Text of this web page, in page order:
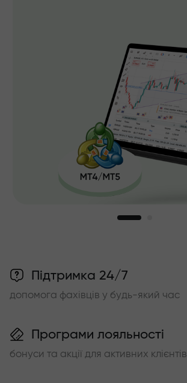
Підтримка 24/7
допомога фахівців у будь-який час
Програми лояльності
бонуси та акції для активних клієнтів